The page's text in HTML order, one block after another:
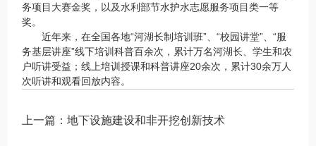
务项目大赛金奖，以及水利部节水护水志愿服务项目类一等
奖。
近年来，在全国各地“河湖长制培训班”、“校园讲堂”、“服
务基层讲座”线下培训科普百余次，累计万名河湖长、学生和农
户听讲受益；线上培训授课和科普讲座20余次，累计30余万人
次听讲和观看回放内容。
上一篇：地下设施建设和非开挖创新技术